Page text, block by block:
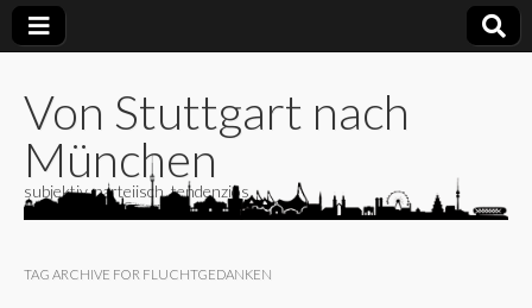
Von Stuttgart nach
München
subjektiv, parteiisch, tendenziös
TAG ARCHIVE FOR FLUCHTGEDANKEN